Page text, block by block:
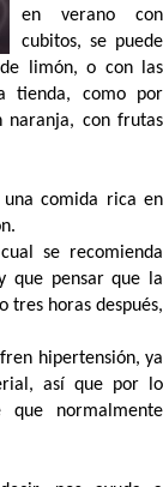
en verano con
cubitos, se puede
limón, o con las
tienda, como por
naranja, con frutas
una comida rica en
se recomienda
que pensar que la
tres horas después,
hipertensión, ya
así que por lo
que normalmente